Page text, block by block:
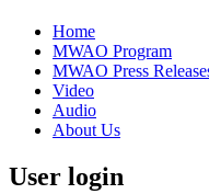
Home
MWAO Program
MWAO Press
Video
Audio
About Us
User login